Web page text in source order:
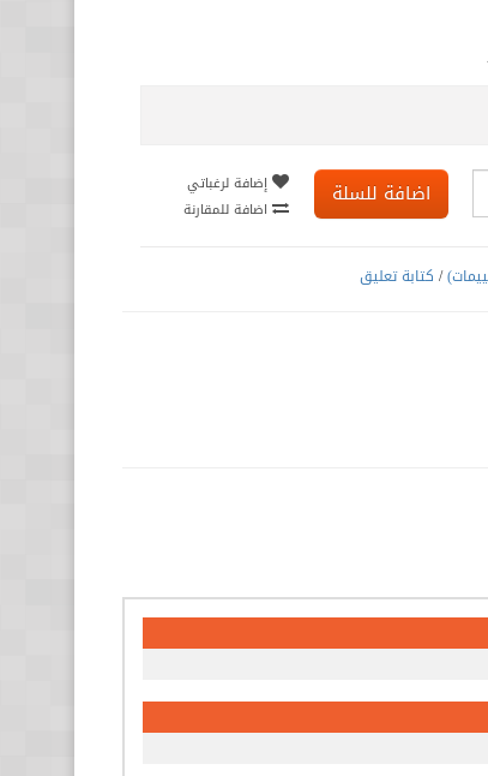
اضافة للسلة
إضافة لرغباتي
اضافة للمقارنة
/ كتابة تعليق